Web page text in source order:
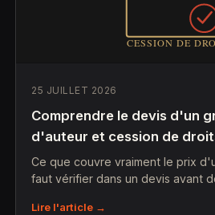
25 JUILLET 2026
Comprendre le devis d'un
d'auteur et cession de
Ce que couvre vraiment le prix
faut vérifier dans un devis avant
Lire l'article →